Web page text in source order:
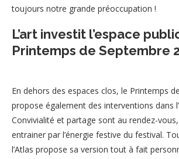
toujours notre grande préoccupation !
L’art investit l’espace
Printemps de Septembre
En dehors des espaces clos, le Printemps
propose également des interventions dans
Convivialité et partage sont au rendez-
entrainer par l’énergie festive du festival.
l’Atlas propose sa version tout à fait